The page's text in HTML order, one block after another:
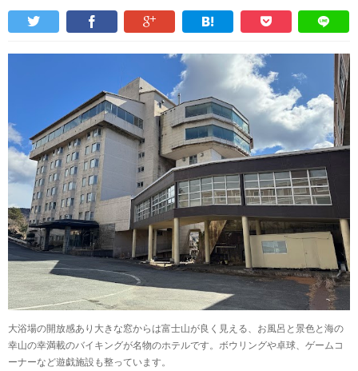
大浴場の開放感あり大きな窓からは富士山が良く見える、お風呂と景色と海の
幸山の幸満載のバイキングが名物のホテルです。ボウリングや卓球、ゲームコ
ーナーなど遊戯施設も整っています。